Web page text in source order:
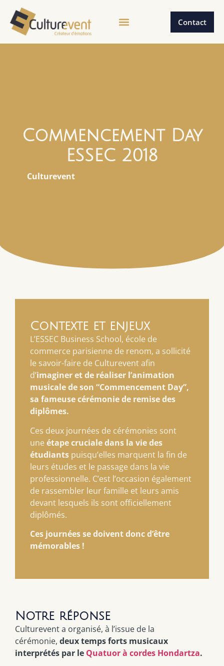
Contact
Commencement Day
ESSEC 2018
Culturevent
Contexte et enjeux
L’ESSEC Business School, école de
commerce parisienne de renom, a sollicité
le savoir-faire de Culturevent afin
d’imaginer et de réaliser l’animation
musicale de son “Commencement Day”,
sa fameuse cérémonie de remise des
diplômes.
Ces deux journées de cérémonies sont
une étape cruciale dans la vie des
étudiants puisqu’elles marquent la fin de
leurs études et le passage dans la vie
professionnelle. C’est l’occasion également
de rassembler leur famille et leurs amis
devant lesquels ils sont officiellement
diplômés.
Ces journées se doivent donc d’être
mémorables !
Notre réponse
Culturevent a organisé, à l’issue de la
cérémonie, deux temps forts musicaux
interprétés par le Quatuor à cordes Hondartza.